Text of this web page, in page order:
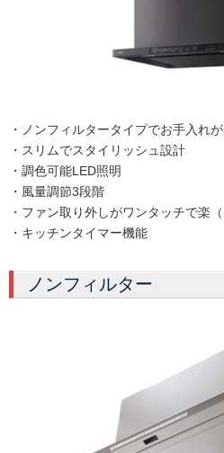
・ノンフィルタータイプでお手入れ
・スリムでスタイリッシュ設計
・調色可能LED照明
・風量調節3段階
・ファン取り外しがワンタッチで楽
・キッチンタイマー機能
ノンフィルター